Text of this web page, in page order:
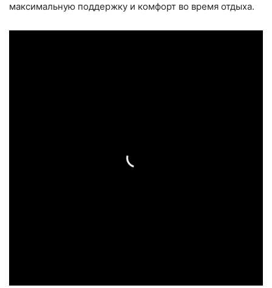
максимальную поддержку и комфорт во время отдыха.